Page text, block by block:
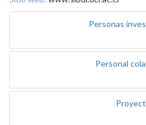
Personas
Personal